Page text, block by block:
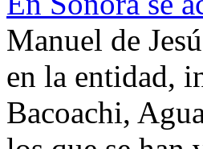
Manuel de
en la entidad,
Bacoachi,